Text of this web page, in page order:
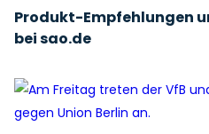
Produkt-Empfehlungen
bei sao.de